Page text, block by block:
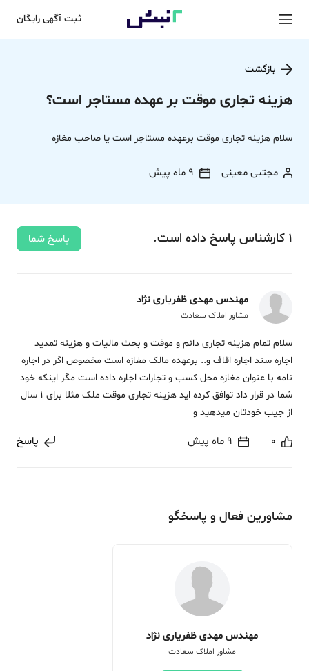
ثبت آگهی رایگان
بازگشت
هزینه تجاری موقت بر عهده مستاجر است؟
سلام هزینه تجاری موقت برعهده مستاجر است یا صاحب مغازه
مجتبی معینی 9 ماه پیش
1 کارشناس پاسخ داده‌ است. پاسخ شما
مهندس مهدی ظفریاری نژاد
مشاور املاک سعادت
سلام تمام هزینه تجاری دائم و موقت و بحث مالیات و هزینه تمدید
اجاره سند اجاره اقاف و.. برعهده مالک مغازه است مخصوص اگر در اجاره
نامه با عنوان مغازه محل کسب و تجارات اجاره داده است مگر اینکه خود
شما در قرار داد توافق کرده اید هزینه تجاری موقت ملک مثلا برای 1 سال
از جیب خودتان میدهید و
0 9 ماه پیش پاسخ
مشاورین فعال و پاسخگو
مهندس مهدی ظفریاری نژاد
مشاور املاک سعادت